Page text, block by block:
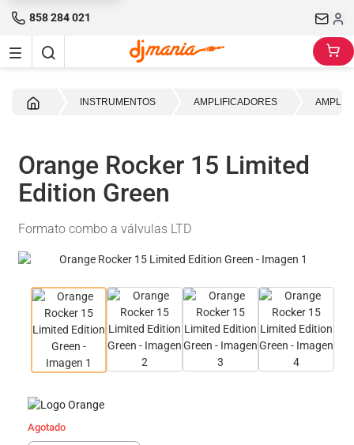
858 284 021
INSTRUMENTOS AMPLIFICADORES
Orange Rocker 15 Limited
Edition Green
Formato combo a válvulas LTD
Agotado